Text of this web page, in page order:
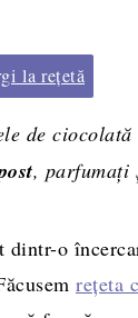
la rețetă
de
, parfumați
dintr-o
rețeta